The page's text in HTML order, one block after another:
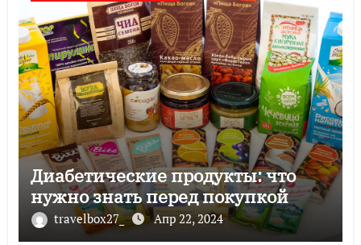
Диабетические продукты: что
нужно знать перед покупкой
travelbox27_ Апр 22, 2024